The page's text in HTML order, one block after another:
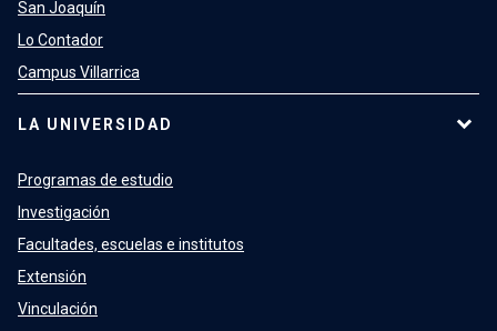
San Joaquín
Lo Contador
Campus Villarrica
LA UNIVERSIDAD
Programas de estudio
Investigación
Facultades, escuelas e institutos
Extensión
Vinculación